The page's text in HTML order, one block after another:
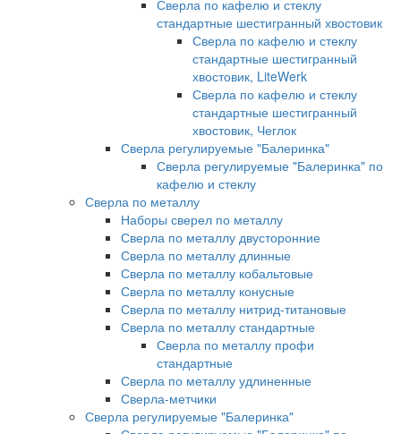
Сверла по кафелю и стеклу
стандартные шестигранный хвостовик
Сверла по кафелю и стеклу
стандартные шестигранный
хвостовик, LiteWerk
Сверла по кафелю и стеклу
стандартные шестигранный
хвостовик, Чеглок
Сверла регулируемые "Балеринка"
Сверла регулируемые "Балеринка" по
кафелю и стеклу
Сверла по металлу
Наборы сверел по металлу
Сверла по металлу двусторонние
Сверла по металлу длинные
Сверла по металлу кобальтовые
Сверла по металлу конусные
Сверла по металлу нитрид-титановые
Сверла по металлу стандартные
Сверла по металлу профи
стандартные
Сверла по металлу удлиненные
Сверла-метчики
Сверла регулируемые "Балеринка"